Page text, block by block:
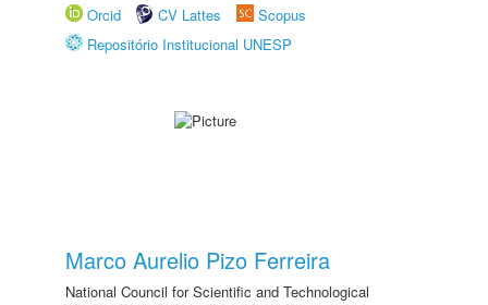
Orcid
CV Lattes
Scopus
Repositório Institucional UNESP
Marco Aurelio Pizo Ferreira
National Council for Scientific and Technological